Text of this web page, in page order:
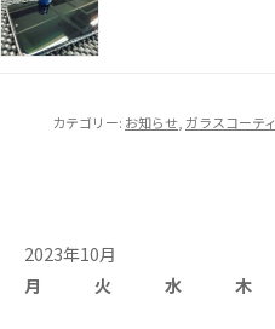
カテゴリー: お知らせ ガラスコーテ
2023年10月
月
火 水 木